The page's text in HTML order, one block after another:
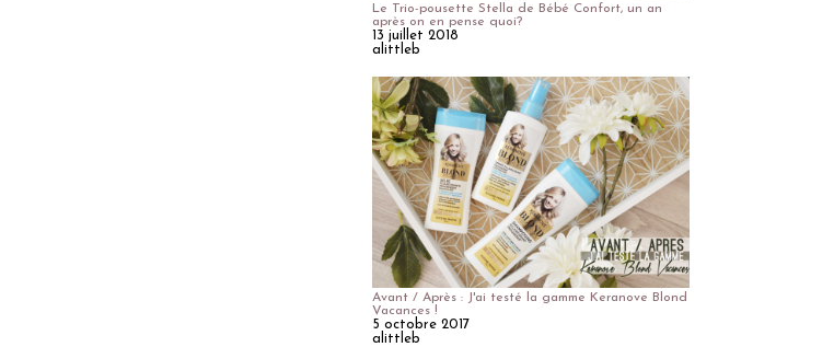
Le Trio-pousette Stella de Bébé Confort, un an
après on en pense quoi?
13 juillet 2018
alittleb
Avant / Après : J'ai testé la gamme Keranove Blond
Vacances !
5 octobre 2017
alittleb